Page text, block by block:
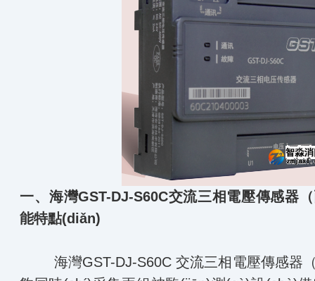
一、 海灣GST-DJ-S60C交流三相電壓傳感器
能特點(diǎn)
海灣GST-DJ-S60C 交流三相電壓傳感器